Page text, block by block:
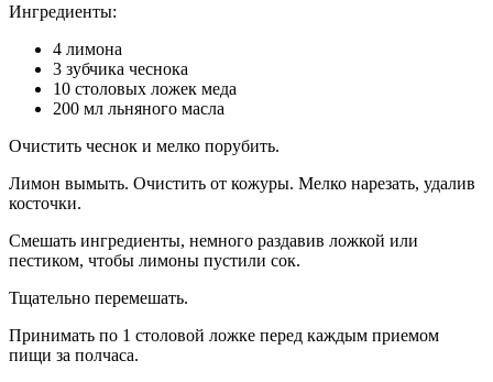
Ингредиенты:
4 лимона
3 зубчика чеснока
10 столовых ложек меда
200 мл льняного масла
Очистить чеснок и мелко порубить.
Лимон вымыть. Очистить от кожуры. Мелко нарезать, удалив
косточки.
Смешать ингредиенты, немного раздавив ложкой или
пестиком, чтобы лимоны пустили сок.
Тщательно перемешать.
Принимать по 1 столовой ложке перед каждым приемом
пищи за полчаса.